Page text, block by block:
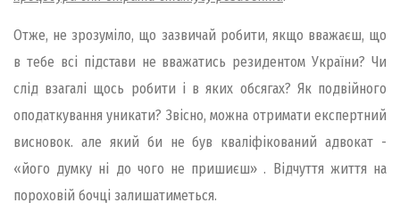
Отже, не зрозуміло, що зазвичай робити, якщо вважаєш, що
в тебе всі підстави не вважатись резидентом України? Чи
слід взагалі щось робити і в яких обсягах? Як подвійного
оподаткування уникати? Звісно, можна отримати експертний
висновок. але який би не був кваліфікований адвокат -
«його думку ні до чого не пришиєш» . Відчуття життя на
пороховій бочці залишатиметься.